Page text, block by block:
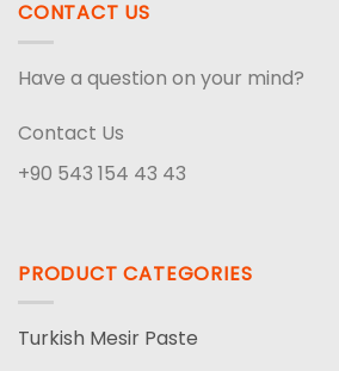
CONTACT US
Have a question on your mind?
Contact Us
+90 543 154 43 43
PRODUCT CATEGORIES
Turkish Mesir Paste